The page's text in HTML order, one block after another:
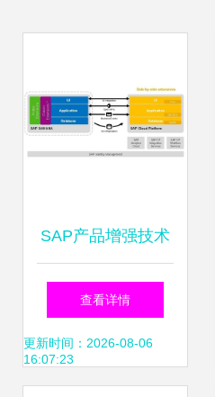
SAP产品增强技术
回顾与技术服务咨
询管理实践
查看详情
更新时间：2026-08-06
16:07:23